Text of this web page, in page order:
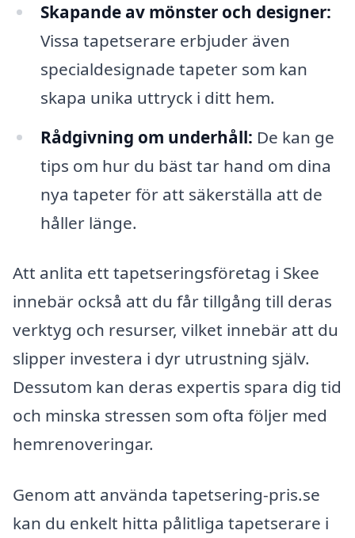
Skapande av mönster och designer:
Vissa tapetserare erbjuder även
specialdesignade tapeter som kan
skapa unika uttryck i ditt hem.
Rådgivning om underhåll: De kan ge
tips om hur du bäst tar hand om dina
nya tapeter för att säkerställa att de
håller länge.
Att anlita ett tapetseringsföretag i Skee
innebär också att du får tillgång till deras
verktyg och resurser, vilket innebär att du
slipper investera i dyr utrustning själv.
Dessutom kan deras expertis spara dig tid
och minska stressen som ofta följer med
hemrenoveringar.
Genom att använda tapetsering-pris.se
kan du enkelt hitta pålitliga tapetserare i